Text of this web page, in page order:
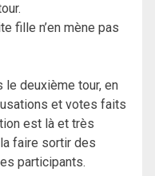
fille n’en mène pas
deuxième tour, en
et votes faits
est là et très
faire sortir des
participants.